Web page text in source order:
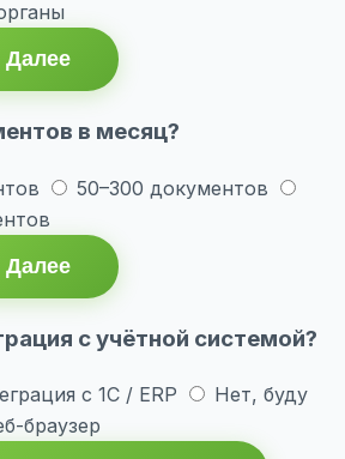
Далее
в месяц?
50–300 документов
Далее
с учётной системой?
с 1С / ERP
Нет, буду
браузер